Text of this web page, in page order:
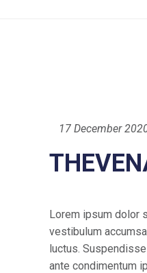
17 December
Lorem ipsum dolor
vestibulum
luctus.
ante condimentum